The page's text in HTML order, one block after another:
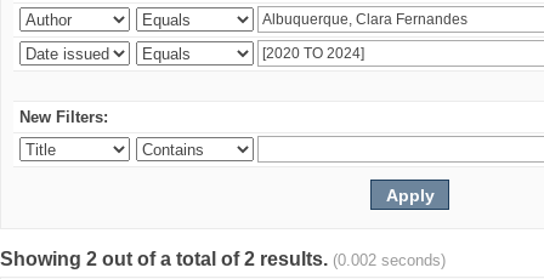
New Filters:
Showing 2 out of a total of 2 results. (0.002 seconds)